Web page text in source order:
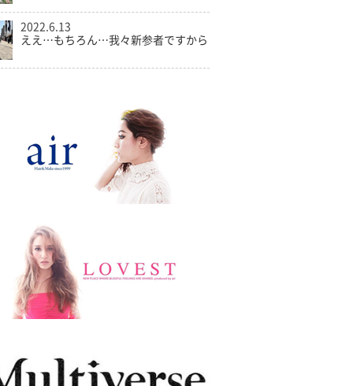
2022.6.13
ええ…もちろん…我々新参者ですから